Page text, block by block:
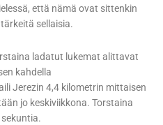
että nämä ovat sittenkin
sellaisia.
ladatut lukemat alittavat
kahdella
Jerezin 4,4 kilometrin mittaisen
jo keskiviikkona. Torstaina